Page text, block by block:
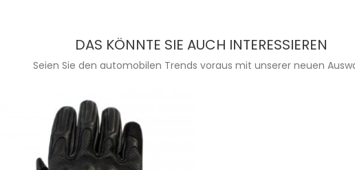
DAS KÖNNTE SIE AUCH INTERESSIEREN
Seien Sie den automobilen Trends voraus mit unserer neuen